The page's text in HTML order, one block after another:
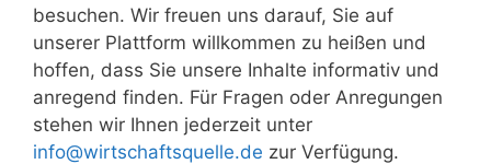
besuchen. Wir freuen uns darauf, Sie auf
unserer Plattform willkommen zu heißen und
hoffen, dass Sie unsere Inhalte informativ und
anregend finden. Für Fragen oder Anregungen
stehen wir Ihnen jederzeit unter
info@wirtschaftsquelle.de zur Verfügung.